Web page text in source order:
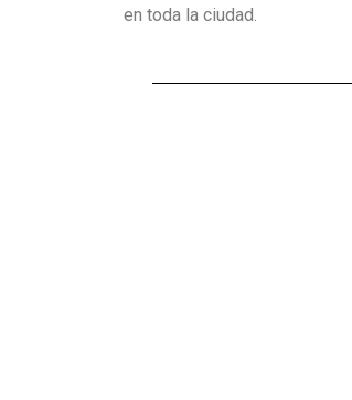
en toda la ciudad.